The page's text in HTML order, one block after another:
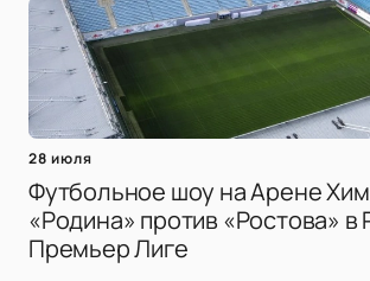
28 июля
Футбольное шоу на Арене
«Родина» против «Ростова» в
Премьер Лиге